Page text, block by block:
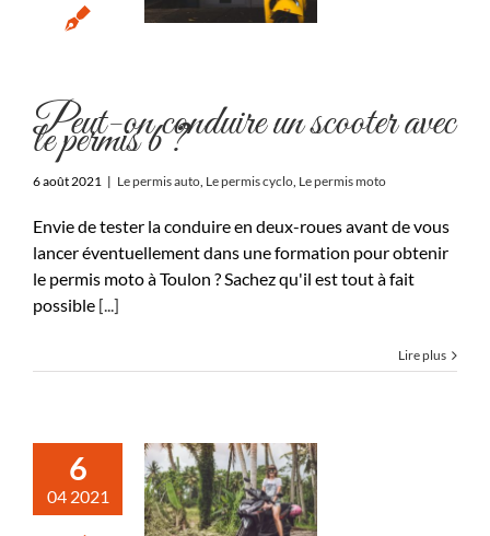
Peut-on conduire un scooter avec
le permis b ?
6 août 2021 | Le permis auto, Le permis cyclo, Le permis moto
Envie de tester la conduire en deux-roues avant de vous
lancer éventuellement dans une formation pour obtenir
le permis moto à Toulon ? Sachez qu'il est tout à fait
possible [...]
Lire plus
6
04 2021